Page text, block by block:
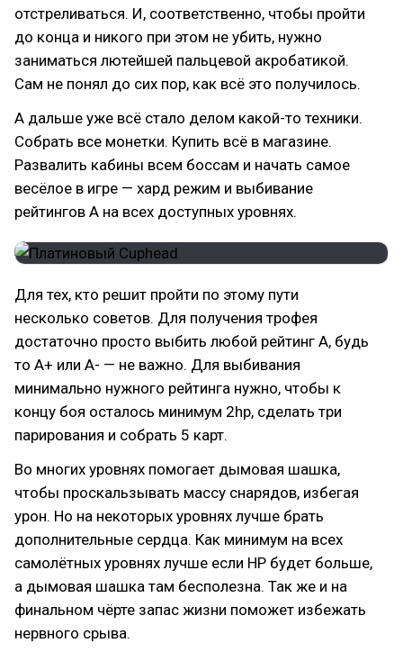
отстреливаться. И, соответственно, чтобы пройти
до конца и никого при этом не убить, нужно
заниматься лютейшей пальцевой акробатикой.
Сам не понял до сих пор, как всё это получилось.
А дальше уже всё стало делом какой-то техники.
Собрать все монетки. Купить всё в магазине.
Развалить кабины всем боссам и начать самое
весёлое в игре — хард режим и выбивание
рейтингов A на всех доступных уровнях.
Для тех, кто решит пройти по этому пути
несколько советов. Для получения трофея
достаточно просто выбить любой рейтинг A, будь
то A+ или A- — не важно. Для выбивания
минимально нужного рейтинга нужно, чтобы к
концу боя осталось минимум 2hp, сделать три
парирования и собрать 5 карт.
Во многих уровнях помогает дымовая шашка,
чтобы проскальзывать массу снарядов, избегая
урон. Но на некоторых уровнях лучше брать
дополнительные сердца. Как минимум на всех
самолётных уровнях лучше если HP будет больше,
а дымовая шашка там бесполезна. Так же и на
финальном чёрте запас жизни поможет избежать
нервного срыва.